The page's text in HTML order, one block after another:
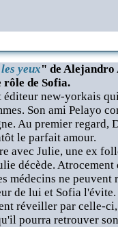
yeux" de Alejandro
de Sofia.
éditeur new-yorkais
Son ami Pelayo
Au premier regard,
le parfait amour.
avec Julie, une ex
décède.
médecins ne peuvent
de lui et Sofia l'évite.
réveiller par celle-
pourra retrouver